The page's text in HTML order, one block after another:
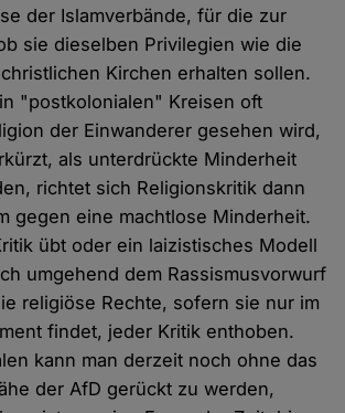
der Islamverbände, für die zur
sie dieselben Privilegien wie die
Kirchen erhalten sollen.
"postkolonialen" Kreisen oft
der Einwanderer gesehen wird,
als unterdrückte Minderheit
richtet sich Religionskritik dann
gegen eine machtlose Minderheit.
übt oder ein laizistisches Modell
umgehend dem Rassismusvorwurf
religiöse Rechte, sofern sie nur im
findet, jeder Kritik enthoben.
kann man derzeit noch ohne das
der AfD gerückt zu werden,